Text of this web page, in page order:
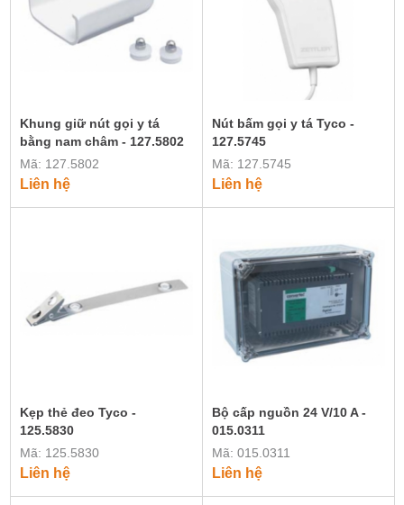
Khung giữ nút gọi y tá
bằng nam châm - 127.5802
Mã: 127.5802
Liên hệ
Nút bấm gọi y tá Tyco -
127.5745
Mã: 127.5745
Liên hệ
Kẹp thẻ đeo Tyco -
125.5830
Mã: 125.5830
Liên hệ
Bộ cấp nguồn 24 V/10 A -
015.0311
Mã: 015.0311
Liên hệ